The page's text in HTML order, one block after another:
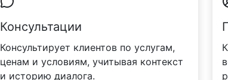
Консультации
Консультирует клиентов по услугам,
ценам и условиям, учитывая контекст
и историю диалога.